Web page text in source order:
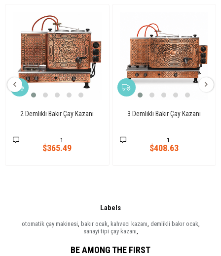
2 Demlikli Bakır Çay Kazanı
1
$365.49
3 Demlikli Bakır Çay Kazanı
1
$408.63
Labels
otomatik çay makinesi, bakır ocak, kahveci kazanı, demlikli bakır ocak,
sanayi tipi çay kazanı,
BE AMONG THE FIRST